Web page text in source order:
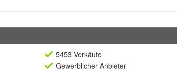
5453 Verkäufe
Gewerblicher Anbieter